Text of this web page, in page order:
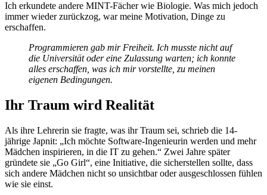
Ich erkundete andere MINT-Fächer wie Biologie. Was mich jedoch
immer wieder zurückzog, war meine Motivation, Dinge zu
erschaffen.
Programmieren gab mir Freiheit. Ich musste nicht auf
die Universität oder eine Zulassung warten; ich konnte
alles erschaffen, was ich mir vorstellte, zu meinen
eigenen Bedingungen.
Ihr Traum wird Realität
Als ihre Lehrerin sie fragte, was ihr Traum sei, schrieb die 14-
jährige Japnit: „Ich möchte Software-Ingenieurin werden und mehr
Mädchen inspirieren, in die IT zu gehen.“ Zwei Jahre später
gründete sie „Go Girl“, eine Initiative, die sicherstellen sollte, dass
sich andere Mädchen nicht so unsichtbar oder ausgeschlossen fühlen
wie sie einst.